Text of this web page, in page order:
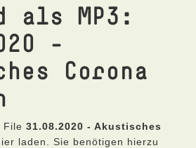
als MP3:
-
Corona
File 31.08.2020 - Akustisches
laden. Sie benötigen hierzu